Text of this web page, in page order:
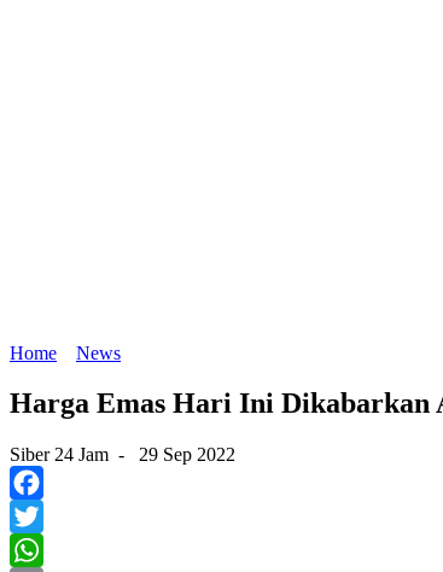
Home
News
Harga Emas Hari Ini Dikabarkan
Siber 24 Jam - 29 Sep 2022
Facebook
Twitter